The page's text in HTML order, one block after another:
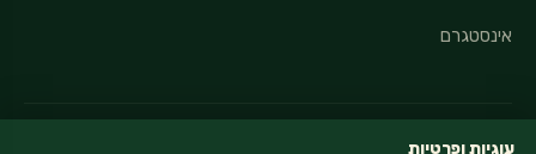
אינסטגרם
עוגיות ופרטיות